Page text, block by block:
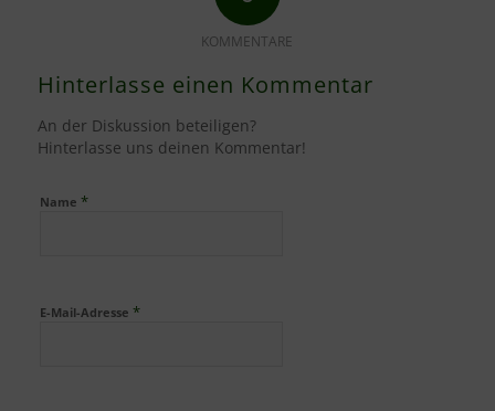
KOMMENTARE
Hinterlasse einen Kommentar
An der Diskussion beteiligen?
Hinterlasse uns deinen Kommentar!
Name *
E-Mail-Adresse *